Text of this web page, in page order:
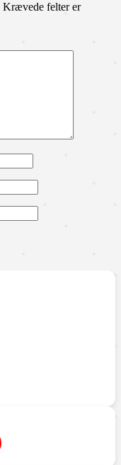
Krævede felter er